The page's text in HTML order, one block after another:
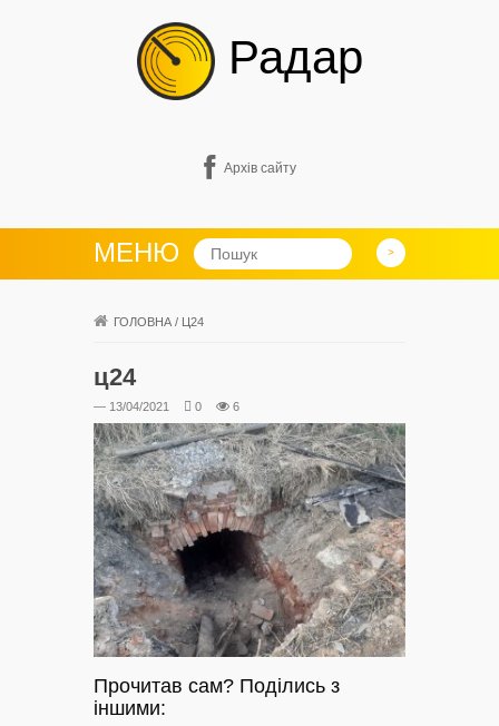
Радар
Архів сайту
МЕНЮ
ГОЛОВНА / Ц24
ц24
— 13/04/2021 0 6
Прочитав сам? Поділись з
іншими: